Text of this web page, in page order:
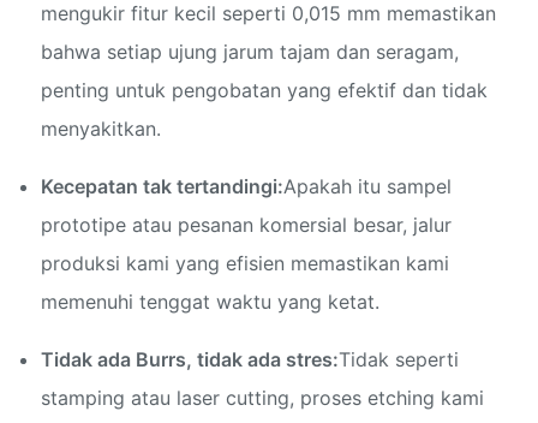
mengukir fitur kecil seperti 0,015 mm memastikan
bahwa setiap ujung jarum tajam dan seragam,
penting untuk pengobatan yang efektif dan tidak
menyakitkan.
Kecepatan tak tertandingi:Apakah itu sampel
prototipe atau pesanan komersial besar, jalur
produksi kami yang efisien memastikan kami
memenuhi tenggat waktu yang ketat.
Tidak ada Burrs, tidak ada stres:Tidak seperti
stamping atau laser cutting, proses etching kami